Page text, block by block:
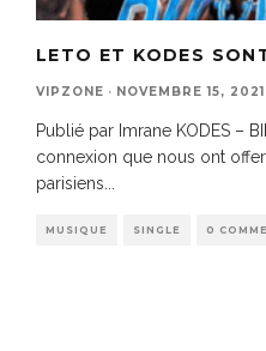
LETO ET KODES
VIPZONE · NOVEMBRE 15, 2021
Publié par Imrane KODES –
connexion que nous ont
parisiens
MUSIQUE SINGLE 0